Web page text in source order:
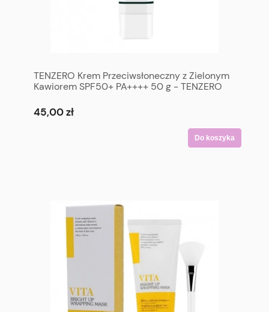
TENZERO Krem Przeciwsłoneczny z Zielonym
Kawiorem SPF50+ PA++++ 50 g - TENZERO
45,00 zł
Do koszyka